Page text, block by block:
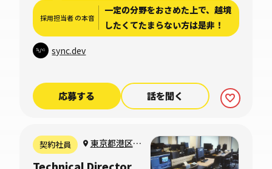
採用担当者 の本音
一定の分野をおさめた上で、越境
したくてたまらない方は是非！
sync.dev
応募する 話を聞く
契約社員
東京都港区新